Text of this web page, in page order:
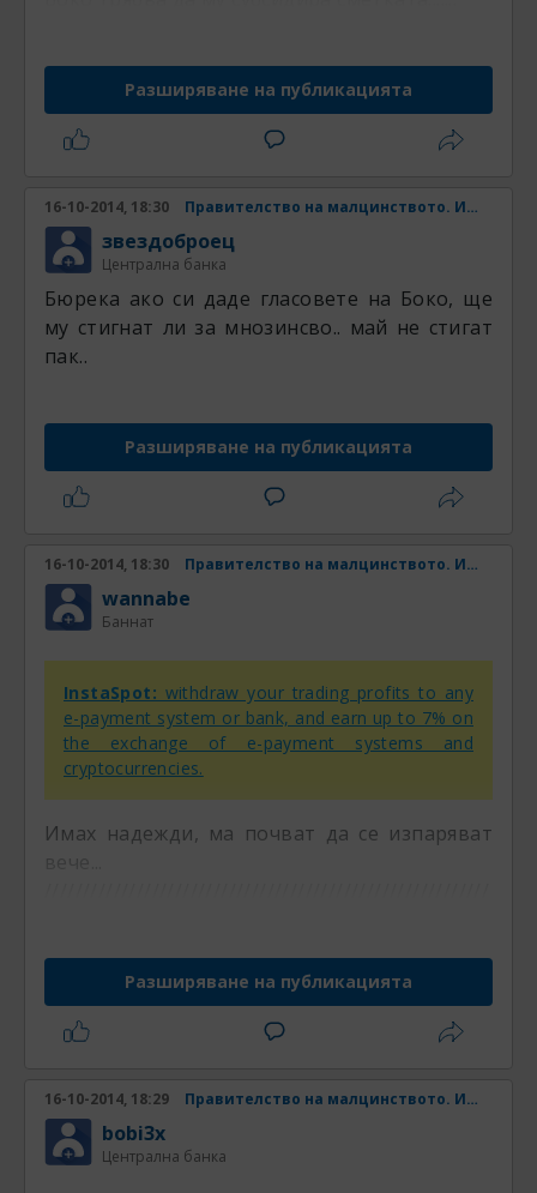
Разширяване на публикацията
16-10-2014, 18:30 Правителство на малцинството. Има ли шанс? Част 4
звездоброец
Централна банка
Бюрека ако си даде гласовете на Боко, ще
му стигнат ли за мнозинсво.. май не стигат
пак..
Разширяване на публикацията
16-10-2014, 18:30 Правителство на малцинството. Има ли шанс? Част 4
wannabe
Баннат
InstaSpot: withdraw your trading profits to any
e-payment system or bank, and earn up to 7% on
the exchange of e-payment systems and
cryptocurrencies.
Имах надежди, ма почват да се изпаряват
Разширяване на публикацията
16-10-2014, 18:29 Правителство на малцинството. Има ли шанс? Част 4
bobi3x
Централна банка